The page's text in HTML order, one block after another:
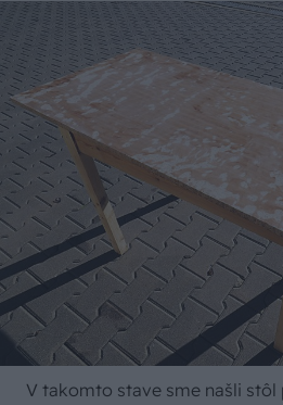
V takomto stave sme našli stôl